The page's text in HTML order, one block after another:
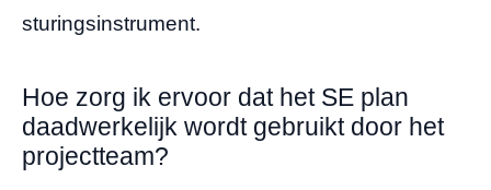
sturingsinstrument.
Hoe zorg ik ervoor dat het SE plan
daadwerkelijk wordt gebruikt door het
projectteam?